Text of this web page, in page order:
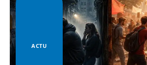
ACTU